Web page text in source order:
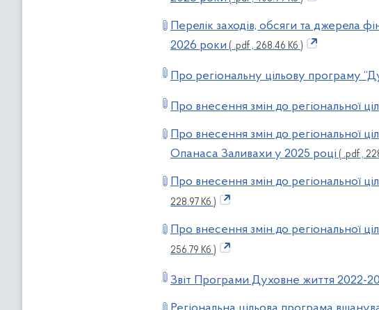
Перелік заходів, обсяги та джерела
2026 роки ( .pdf , 268.46 Кб )
Про регіональну цільову програму
Про внесення змін до регіональної
Про внесення змін до регіональної
Опанаса Заливахи у 2025 році ( .pdf ,
Про внесення змін до регіональної
228.97 Кб )
Про внесення змін до регіональної
256.79 Кб )
Звіт Програми Духовне життя 2022-